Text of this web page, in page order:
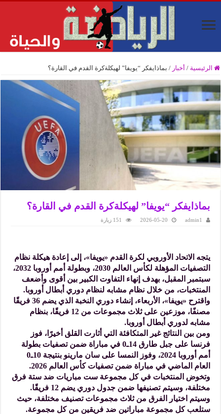
الرئيسية / أخبار / بماذايفكر “يويفا” لهيكلةكرة القدم في القارة؟
بماذايفكر “يويفا” لهيكلةكرة القدم في القارة؟
admin1
2026-05-20 151 زيارة
يتجه الاتحاد الأوروبي لكرة القدم «يويفا»، إلى إعادة هيكلة نظام
التصفيات المؤهلة لكأس العالم 2030، وبطولة أمم أوروبا 2032،
سبتمبر المقبل، بهدف إنهاء التفاوت الكبير بين أقوى وأضعف
المنتخبات، من خلال نظام مشابه لنظام دوري أبطال أوروبا.
واقترح «يويفا»، الأربعاء، إنشاء دوري النخبة الذي يضم 36 فريقًا
مصنفًا، موزعين على ثلاث مجموعات من 12 فريقًا، بنظام
مشابه لدوري أبطال أوروبا.
ومن بين النتائج غير المتكافئة التي أثارت القلق أخيرًا، فوز
فرنسا على جبل طارق 14ـ0 في مباراة ضمن تصفيات بطولة
أمم أوروبا 2024، وفوز النمسا على سان مارينو بنتيجة 10ـ0
العام الماضي في مباراة ضمن تصفيات كأس العالم 2026.
وتخوض المنتخبات في كل مجموعة ست مباريات ضد ستة فرق
مختلفة، وسيتم تصنيفها ضمن جدول دوري يضم 12 فريقًا.
وسيتم اختيار الفرق من ثلاث مجموعات تصنيف مختلفة، حيث
ستلعب كل مجموعة مباراتين ضد فريقين من كل مجموعة.